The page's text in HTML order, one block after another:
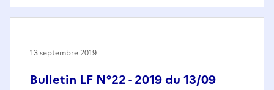
Bulletin LF N°22 - 2019 du 13/09
13 septembre 2019